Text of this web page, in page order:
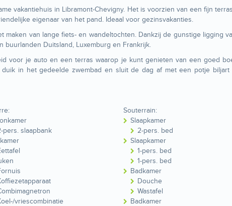
vakantiehuis in Libramont-Chevigny. Het is voorzien van een fijn
eigenaar van het pand. Ideaal voor gezinsvakanties.
van lange fiets- en wandeltochten. Dankzij de gunstige ligging
Duitsland, Luxemburg en Frankrijk.
voor je auto en een terras waarop je kunt genieten van een goed
in het gedeelde zwembad en sluit de dag af met een potje
pers. slaapbank
vriescombinatie
Souterrain:
Slaapkamer
2-pers. bed
Slaapkamer
1-pers. bed
1-pers. bed
Badkamer
Douche
Wastafel
Badkamer